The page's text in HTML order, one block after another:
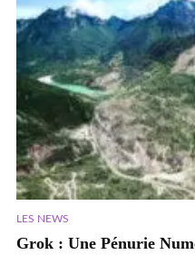
LES NEWS
Grok : Une Pénurie